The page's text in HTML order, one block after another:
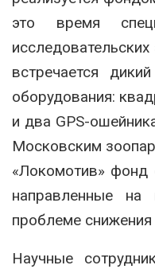
это время
встречается
оборудования:
и два GPS-
Московским
«Локомотив» фонд
направленные на
проблеме снижения
Научные